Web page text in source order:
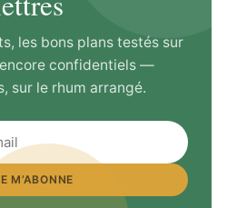
les bons plans testés sur
confidentiels —
sur le rhum arrangé.
M’ABONNE